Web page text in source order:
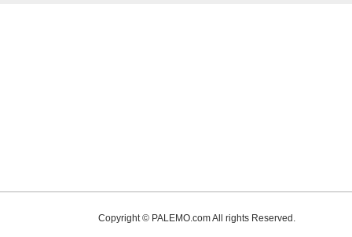
Copyright © PALEMO.com All rights Reserved.